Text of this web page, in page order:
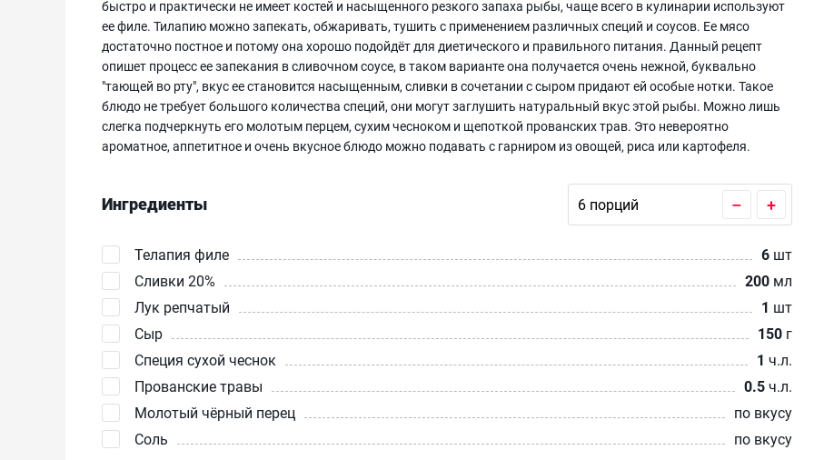
быстро и практически не имеет костей и насыщенного резкого запаха рыбы, чаще всего в кулинарии используют
ее филе. Тилапию можно запекать, обжаривать, тушить с применением различных специй и соусов. Ее мясо
достаточно постное и потому она хорошо подойдёт для диетического и правильного питания. Данный рецепт
опишет процесс ее запекания в сливочном соусе, в таком варианте она получается очень нежной, буквально
"тающей во рту", вкус ее становится насыщенным, сливки в сочетании с сыром придают ей особые нотки. Такое
блюдо не требует большого количества специй, они могут заглушить натуральный вкус этой рыбы. Можно лишь
слегка подчеркнуть его молотым перцем, сухим чесноком и щепоткой прованских трав. Это невероятно
ароматное, аппетитное и очень вкусное блюдо можно подавать с гарниром из овощей, риса или картофеля.
Ингредиенты – +
Телапия филе 6 шт
Сливки 20%
200 мл
Лук репчатый
1 шт
Сыр
150 г
Специя сухой чеснок
1 ч.л.
Прованские травы
0.5ч.л.
Молотый чёрный перец
по вкусу
Соль
по вкусу